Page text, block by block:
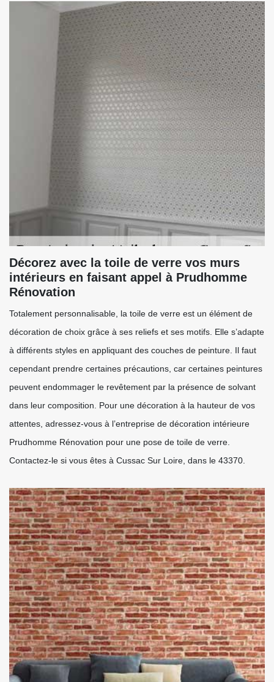
Décorez avec la toile de verre vos murs
intérieurs en faisant appel à Prudhomme
Rénovation
Totalement personnalisable, la toile de verre est un élément de
décoration de choix grâce à ses reliefs et ses motifs. Elle s’adapte
à différents styles en appliquant des couches de peinture. Il faut
cependant prendre certaines précautions, car certaines peintures
peuvent endommager le revêtement par la présence de solvant
dans leur composition. Pour une décoration à la hauteur de vos
attentes, adressez-vous à l’entreprise de décoration intérieure
Prudhomme Rénovation pour une pose de toile de verre.
Contactez-le si vous êtes à Cussac Sur Loire, dans le 43370.